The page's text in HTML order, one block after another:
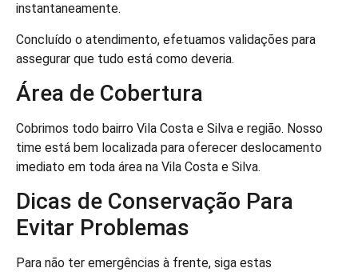
instantaneamente.
Concluído o atendimento, efetuamos validações para
assegurar que tudo está como deveria.
Área de Cobertura
Cobrimos todo bairro Vila Costa e Silva e região. Nosso
time está bem localizada para oferecer deslocamento
imediato em toda área na Vila Costa e Silva.
Dicas de Conservação Para
Evitar Problemas
Para não ter emergências à frente, siga estas